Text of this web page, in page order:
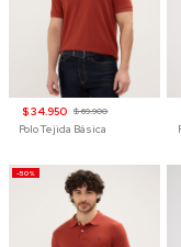
$ 34.950 $ 69.900
Polo Tejida Básica
-50%